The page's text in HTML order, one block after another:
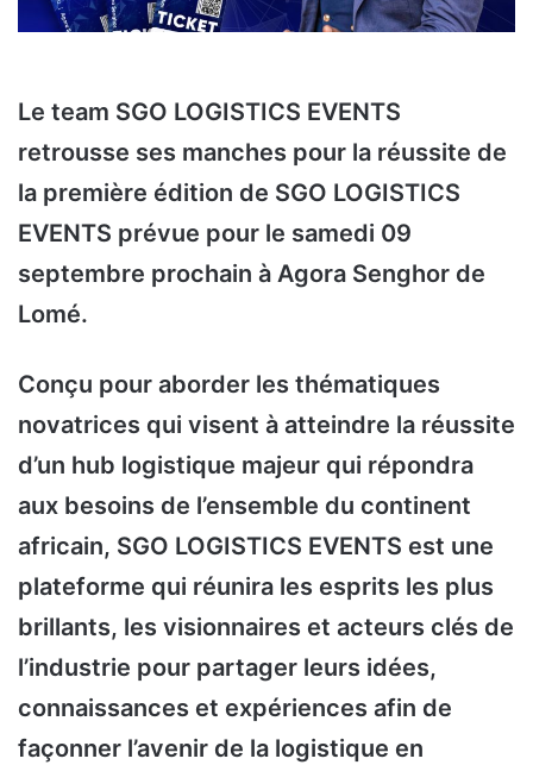
Le team SGO LOGISTICS EVENTS
retrousse ses manches pour la réussite de
la première édition de SGO LOGISTICS
EVENTS prévue pour le samedi 09
septembre prochain à Agora Senghor de
Lomé.
Conçu pour aborder les thématiques
novatrices qui visent à atteindre la réussite
d’un hub logistique majeur qui répondra
aux besoins de l’ensemble du continent
africain, SGO LOGISTICS EVENTS est une
plateforme qui réunira les esprits les plus
brillants, les visionnaires et acteurs clés de
l’industrie pour partager leurs idées,
connaissances et expériences afin de
façonner l’avenir de la logistique en